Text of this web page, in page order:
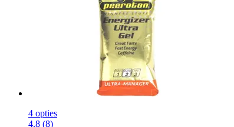
4 opties
4.8 (8)